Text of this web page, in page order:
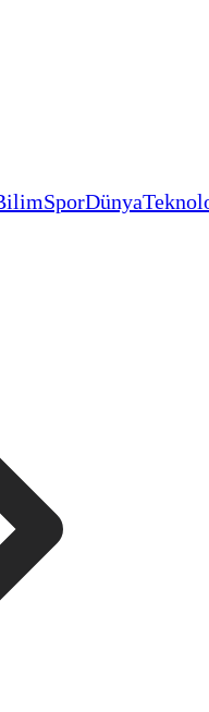
SporDünya